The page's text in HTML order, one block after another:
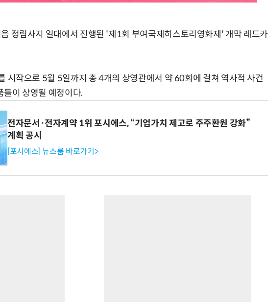
정림사지 일대에서 진행된 '제1회 부여국제히스토리영화제' 개막 레드카
시작으로 5월 5일까지 총 4개의 상영관에서 약 60회에 걸쳐 역사적 사건
들이 상영될 예정이다.
전자문서·전자계약 1위 포시에스, “기업가치 제고로 주주환원 강화”
계획 공시
[포시에스] 뉴스룸 바로가기>